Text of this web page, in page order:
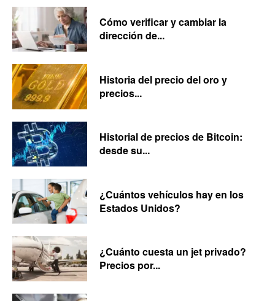
Cómo verificar y cambiar la
dirección de...
Historia del precio del oro y
precios...
Historial de precios de Bitcoin:
desde su...
¿Cuántos vehículos hay en los
Estados Unidos?
¿Cuánto cuesta un jet privado?
Precios por...